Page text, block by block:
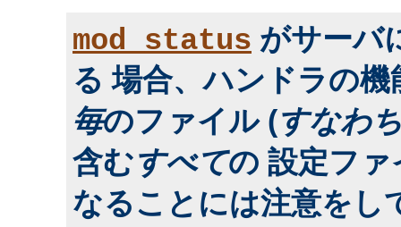
mod_status がサーバ
る 場合、ハンドラの
毎のファイル (すなわ
含むすべての 設定フ
なることには注意をし